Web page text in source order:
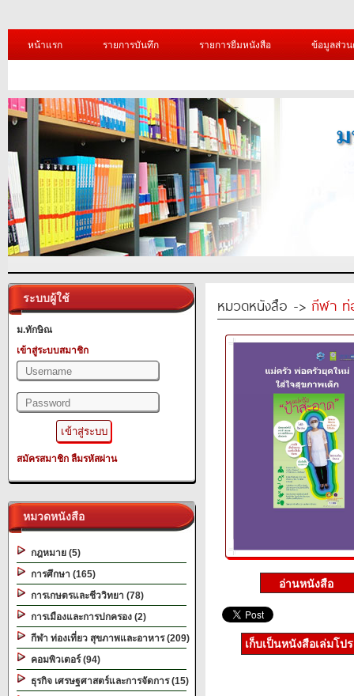
หน้าแรก รายการบันทึก รายการยืมหนังสือ ข้อมูลส่ว
ระบบผู้ใช้
ม.ทักษิณ
เข้าสู่ระบบสมาชิก
สมัครสมาชิก ลืมรหัสผ่าน
หมวดหนังสือ
กฎหมาย (5)
การศึกษา (165)
การเกษตรและชีววิทยา (78)
การเมืองและการปกครอง (2)
กีฬา ท่องเที่ยว สุขภาพและอาหาร (209)
คอมพิวเตอร์ (94)
ธุรกิจ เศรษฐศาสตร์และการจัดการ (15)
หมวดหนังสือ -> กีฬา ท่
เก็บเป็นหนังสือเล่มโป